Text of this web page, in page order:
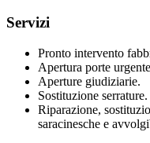
Servizi
Pronto intervento
Apertura porte
Aperture giudiziarie.
Sostituzione serrature.
Riparazione,
saracinesche e